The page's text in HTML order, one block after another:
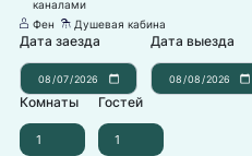
каналами
덶 Фен 댴 Душевая кабина
Дата заезда Дата выезда
Комнаты Гостей